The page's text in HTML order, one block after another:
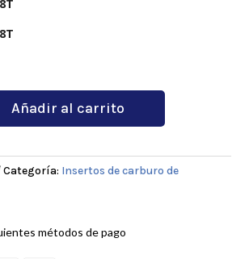
Añadir al carrito
Categoría: Insertos de carburo de
métodos de pago